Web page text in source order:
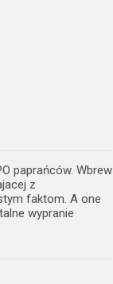
paprańców. Wbrew
z
faktom. A one
wypranie